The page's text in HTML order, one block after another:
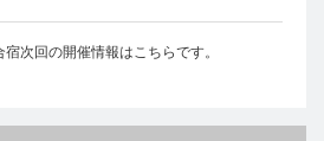
次回の開催情報はこちらです。